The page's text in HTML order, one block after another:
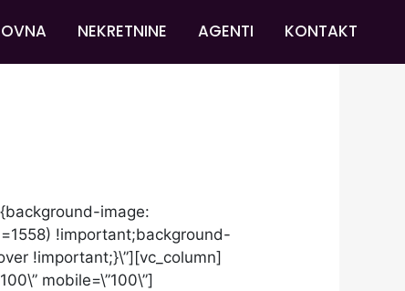
NEKRETNINE AGENTI KONTAKT
image:
!important;background-
!important;}\”][vc_column]
mobile=\”100\”]